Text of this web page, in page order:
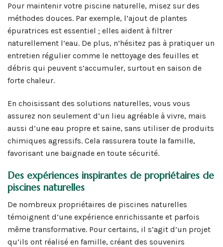
Pour maintenir votre piscine naturelle, misez sur des
méthodes douces. Par exemple, l’ajout de plantes
épuratrices est essentiel ; elles aident à filtrer
naturellement l’eau. De plus, n’hésitez pas à pratiquer un
entretien régulier comme le nettoyage des feuilles et
débris qui peuvent s’accumuler, surtout en saison de
forte chaleur.
En choisissant des solutions naturelles, vous vous
assurez non seulement d’un lieu agréable à vivre, mais
aussi d’une eau propre et saine, sans utiliser de produits
chimiques agressifs. Cela rassurera toute la famille,
favorisant une baignade en toute sécurité.
Des expériences inspirantes de propriétaires de
piscines naturelles
De nombreux propriétaires de piscines naturelles
témoignent d’une expérience enrichissante et parfois
même transformative. Pour certains, il s’agit d’un projet
qu’ils ont réalisé en famille, créant des souvenirs